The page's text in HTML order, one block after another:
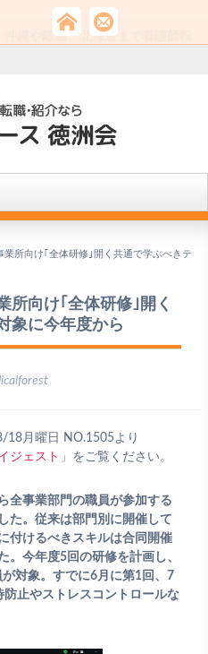
縄や離島、北海道まで看護師転
業所向け｢全体研修｣開く共通で学ぶべきテ
所向け｢全体研修｣開く
象に今年度から
18月曜日 NO.1505より
ジェスト 」をご覧ください。
全事業部門の職員が参加する
た。従来は部門別に開催して
付けるべきスキルは合同開催
。今年度5回の研修を計画し、
対象。すでに6月に第1回、7
止やストレスコントロールな